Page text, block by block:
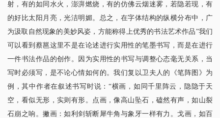
射，有的如同水火，澎湃燃烧，有的仿佛云烟迷雾，若隐若现，有
的好比太阳月亮，光洁明媚。总之，在字体结构的纵横分布中，广
为汲取自然现象的美妙风姿，方能称得上优秀的书法艺术作品”我们
可以看到蔡邕这里不是在论述进行实用性的笔墨书写，而是在进行
一件书法作品的创作。因为实用性的书写与调整心态毫无关系，当
写时必须写，是不论心情如何的。我们复以卫夫人的《笔阵图》为
例，其中作者在叙述书写时说：“横画，如同千里阵云，隐隐于天
空，看似无形，实则有形。点画，像高山坠石，磕然有声，如山裂
石崩之响。撇画：如利剑斩断犀牛角与象牙一样有力。戈画，如百